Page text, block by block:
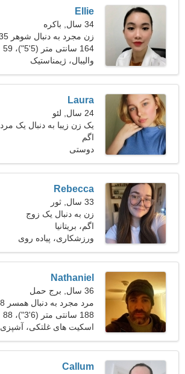
Ellie
34 سال, باکره
42
164 سانتی متر (5'5")، 59
کیلوگرم (130 پوند)
والیبال، ژیمناستیک
Laura
24 سال, لئو
یک زن زیبا به دنبال یک مرد
است
اگم
دوستی
Rebecca
33 سال, ثور
زن به دنبال یک زوج
اگم، بریتانیا
ورزشکاری، پیاده روی
Nathaniel
36 سال, برج حمل
33
188 سانتی متر (6'3")، 88
کیلوگرم (194 پوند)
اسکیت های غلتکی، آشپزی
Callum